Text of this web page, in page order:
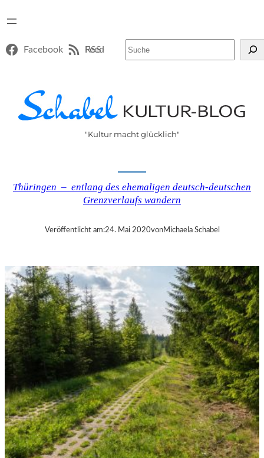
Facebook RSS-Feed
"Kultur macht glücklich"
Thüringen – entlang des ehemaligen deutsch-deutschen
Grenzverlaufs wandern
Veröffentlicht am:24. Mai 2020vonMichaela Schabel